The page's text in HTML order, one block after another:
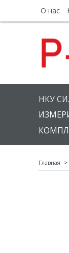
О нас
НКУ
Главная